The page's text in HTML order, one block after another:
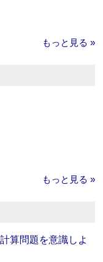
もっと見る »
もっと見る »
算問題を意識しよ